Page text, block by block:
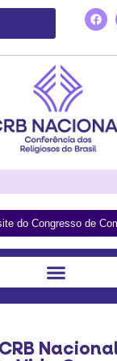
do Congresso de